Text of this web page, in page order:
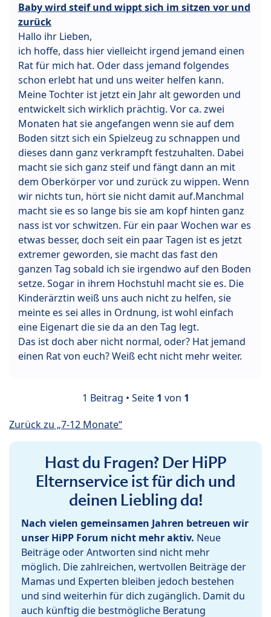
Baby wird steif und wippt sich im sitzen vor und
zurück
Hallo ihr Lieben,
ich hoffe, dass hier vielleicht irgend jemand einen
Rat für mich hat. Oder dass jemand folgendes
schon erlebt hat und uns weiter helfen kann.
Meine Tochter ist jetzt ein Jahr alt geworden und
entwickelt sich wirklich prächtig. Vor ca. zwei
Monaten hat sie angefangen wenn sie auf dem
Boden sitzt sich ein Spielzeug zu schnappen und
dieses dann ganz verkrampft festzuhalten. Dabei
macht sie sich ganz steif und fängt dann an mit
dem Oberkörper vor und zurück zu wippen. Wenn
wir nichts tun, hört sie nicht damit auf.Manchmal
macht sie es so lange bis sie am kopf hinten ganz
nass ist vor schwitzen. Für ein paar Wochen war es
etwas besser, doch seit ein paar Tagen ist es jetzt
extremer geworden, sie macht das fast den
ganzen Tag sobald ich sie irgendwo auf den Boden
setze. Sogar in ihrem Hochstuhl macht sie es. Die
Kinderärztin weiß uns auch nicht zu helfen, sie
meinte es sei alles in Ordnung, ist wohl einfach
eine Eigenart die sie da an den Tag legt.
Das ist doch aber nicht normal, oder? Hat jemand
einen Rat von euch? Weiß echt nicht mehr weiter.
1 Beitrag • Seite 1 von 1
Zurück zu „7-12 Monate“
Hast du Fragen? Der HiPP
Elternservice ist für dich und
deinen Liebling da!
Nach vielen gemeinsamen Jahren betreuen wir
unser HiPP Forum nicht mehr aktiv. Neue
Beiträge oder Antworten sind nicht mehr
möglich. Die zahlreichen, wertvollen Beiträge der
Mamas und Experten bleiben jedoch bestehen
und sind weiterhin für dich zugänglich. Damit du
auch künftig die bestmögliche Beratung